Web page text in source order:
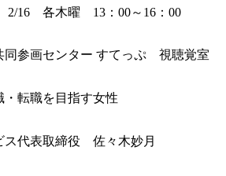
2/16 各木曜 13：00～16：00
同参画センター すてっぷ 視聴覚室
・転職を目指す女性
ス代表取締役 佐々木妙月